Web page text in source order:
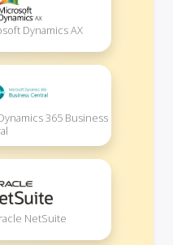
Dynamics AX
365 Business
NetSuite